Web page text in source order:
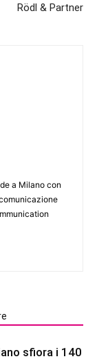
Rödl & Partner
a Milano con
sfiora i 140